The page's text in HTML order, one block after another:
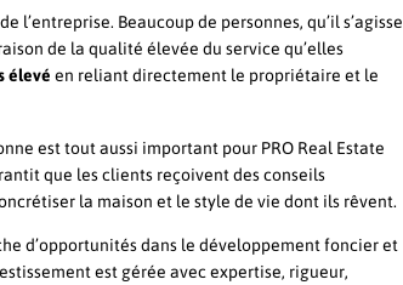
Beaucoup de personnes, qu’il s’agisse
de la qualité élevée du service qu’elles
élevé en reliant directement le propriétaire et le
est tout aussi important pour PRO Real Estate
que les clients reçoivent des conseils
la maison et le style de vie dont ils rêvent.
d’opportunités dans le développement foncier et
est gérée avec expertise, rigueur,